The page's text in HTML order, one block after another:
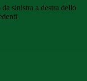
sinistra a destra dello